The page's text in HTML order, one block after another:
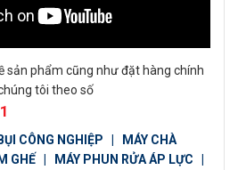
sản phẩm cũng như đặt hàng chính
tôi theo số
CÔNG NGHIỆP
MÁY CHÀ
GHẾ MÁY PHUN RỬA ÁP LỰC